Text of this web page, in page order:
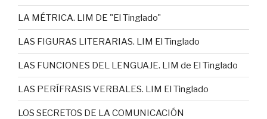
LA MÉTRICA. LIM DE "El Tinglado"
LAS FIGURAS LITERARIAS. LIM El Tinglado
LAS FUNCIONES DEL LENGUAJE. LIM de El Tinglado
LAS PERÍFRASIS VERBALES. LIM El Tinglado
LOS SECRETOS DE LA COMUNICACIÓN